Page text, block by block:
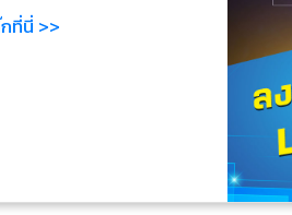
ที่นี่ >>